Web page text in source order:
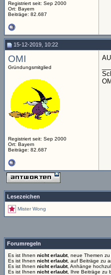
Registriert seit: Sep 2000
Ort: Bayern
Beiträge: 82.687
15-12-2019, 10:22
OMI
Gründungsmitglied
Registriert seit: Sep 2000
Ort: Bayern
Beiträge: 82.687
OMI
Lesezeichen
Mister Wong
Forumregeln
Es ist Ihnen nicht erlaubt, neue Themen zu
Es ist Ihnen nicht erlaubt, auf Beiträge zu
Es ist Ihnen nicht erlaubt, Anhänge
Es ist Ihnen nicht erlaubt, Ihre Beiträge zu